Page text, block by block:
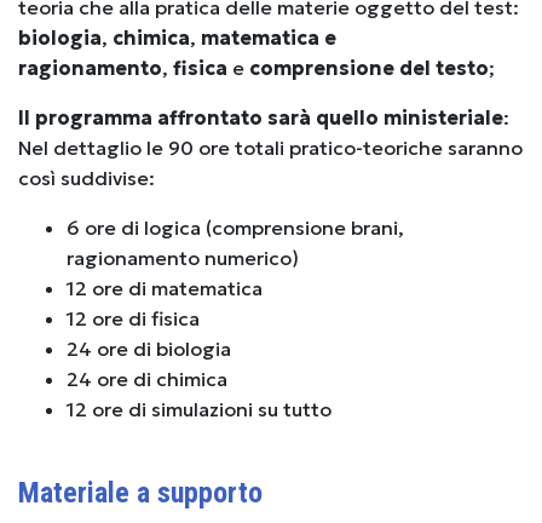
teoria che alla pratica delle materie oggetto del test:
biologia, chimica, matematica e
ragionamento, fisica e comprensione del testo;
Il programma affrontato sarà quello ministeriale:
Nel dettaglio le 90 ore totali pratico-teoriche saranno
così suddivise:
6 ore di logica (comprensione brani,
ragionamento numerico)
12 ore di matematica
12 ore di fisica
24 ore di biologia
24 ore di chimica
12 ore di simulazioni su tutto
Materiale a supporto